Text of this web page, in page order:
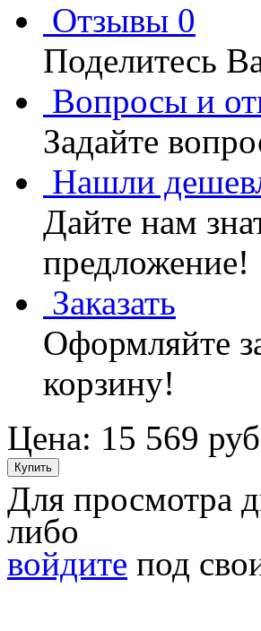
Отзывы 0
Поделитесь
Вопросы и
Задайте
Нашли
Дайте нам
предложение!
Заказать
Оформляйте
корзину!
Цена: 15 569
Для просмотра
либо
войдите под